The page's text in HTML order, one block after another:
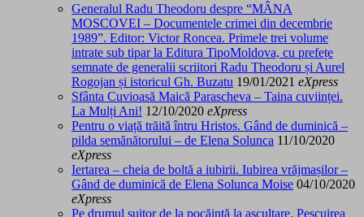
Generalul Radu Theodoru despre “MÂNA
MOSCOVEI – Documentele crimei din decembrie
1989”. Editor: Victor Roncea. Primele trei volume
intrate sub tipar la Editura TipoMoldova, cu prefețe
semnate de generalii scriitori Radu Theodoru și Aurel
Rogojan și istoricul Gh. Buzatu 19/01/2021 eXpress
Sfânta Cuvioasă Maică Parascheva – Taina cuviinței.
La Mulți Ani! 12/10/2020 eXpress
Pentru o viață trăită întru Hristos. Gând de duminică –
pilda semănătorului – de Elena Solunca 11/10/2020
eXpress
Iertarea – cheia de boltă a iubirii. Iubirea vrăjmașilor –
Gând de duminică de Elena Solunca Moise 04/10/2020
eXpress
Pe drumul suitor de la pocăință la ascultare. Pescuirea